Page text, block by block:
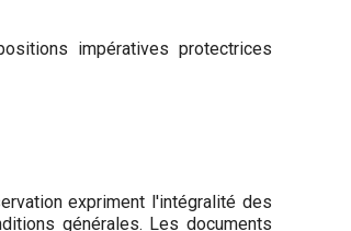
impératives protectrices
expriment l'intégralité des
générales. Les documents